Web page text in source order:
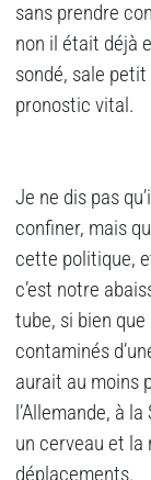
sans prendre
non il était déjà
sondé, sale
pronostic vital.
Je ne dis pas
confiner, mais
cette politique,
c’est notre
tube, si bien
contaminés
aurait au moins
l’Allemande, à
un cerveau et la
déplacements.